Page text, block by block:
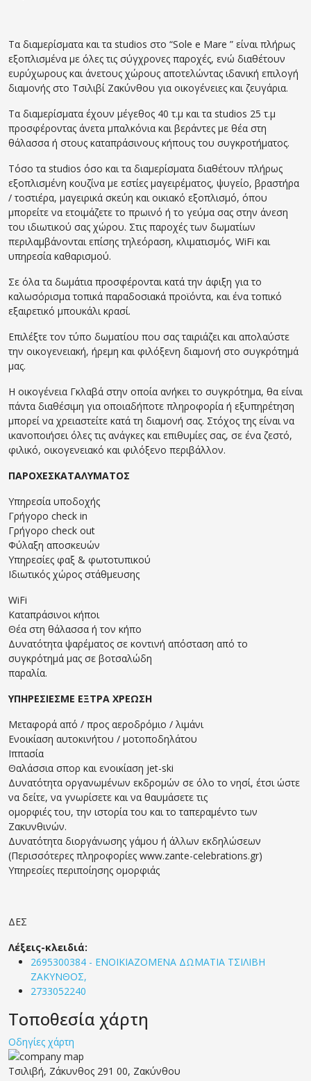
Τα διαμερίσματα και τα studios στο “Sole e Μare ” είναι πλήρως
εξοπλισμένα με όλες τις σύγχρονες παροχές, ενώ διαθέτουν
ευρύχωρους και άνετους χώρους αποτελώντας ιδανική επιλογή
διαμονής στο Τσιλιβί Ζακύνθου για οικογένειες και ζευγάρια.
Τα διαμερίσματα έχουν μέγεθος 40 τ.μ και τα studios 25 τ.μ
προσφέροντας άνετα μπαλκόνια και βεράντες με θέα στη
θάλασσα ή στους καταπράσινους κήπους του συγκροτήματος.
Τόσο τα studios όσο και τα διαμερίσματα διαθέτουν πλήρως
εξοπλισμένη κουζίνα με εστίες μαγειρέματος, ψυγείο, βραστήρα
/ τοστιέρα, μαγειρικά σκεύη και οικιακό εξοπλισμό, όπου
μπορείτε να ετοιμάζετε το πρωινό ή το γεύμα σας στην άνεση
του ιδιωτικού σας χώρου. Στις παροχές των δωματίων
περιλαμβάνονται επίσης τηλεόραση, κλιματισμός, WiFi και
υπηρεσία καθαρισμού.
Σε όλα τα δωμάτια προσφέρονται κατά την άφιξη για το
καλωσόρισμα τοπικά παραδοσιακά προϊόντα, και ένα τοπικό
εξαιρετικό μπουκάλι κρασί.
Επιλέξτε τον τύπο δωματίου που σας ταιριάζει και απολαύστε
την οικογενειακή, ήρεμη και φιλόξενη διαμονή στο συγκρότημά
μας.
Η οικογένεια Γκλαβά στην οποία ανήκει το συγκρότημα, θα είναι
πάντα διαθέσιμη για οποιαδήποτε πληροφορία ή εξυπηρέτηση
μπορεί να χρειαστείτε κατά τη διαμονή σας. Στόχος της είναι να
ικανοποιήσει όλες τις ανάγκες και επιθυμίες σας, σε ένα ζεστό,
φιλικό, οικογενειακό και φιλόξενο περιβάλλον.
ΠΑΡΟΧΕΣΚΑΤΑΛΥΜΑΤΟΣ
Υπηρεσία υποδοχής
Γρήγορο check in
Γρήγορο check out
Φύλαξη αποσκευών
Υπηρεσίες φαξ & φωτοτυπικού
Ιδιωτικός χώρος στάθμευσης
WiFi
Καταπράσινοι κήποι
Θέα στη θάλασσα ή τον κήπο
Δυνατότητα ψαρέματος σε κοντινή απόσταση από το
συγκρότημά μας σε βοτσαλώδη
παραλία.
ΥΠΗΡΕΣΙΕΣΜΕ ΕΞΤΡΑ ΧΡΕΩΣΗ
Μεταφορά από / πρoς αεροδρόμιο / λιμάνι
Ενοικίαση αυτοκινήτου / μοτοποδηλάτου
Ιππασία
Θαλάσσια σπορ και ενοικίαση jet-ski
Δυνατότητα οργανωμένων εκδρομών σε όλο το νησί, έτσι ώστε
να δείτε, να γνωρίσετε και να θαυμάσετε τις
ομορφιές του, την ιστορία του και το ταπεραμέντο των
Ζακυνθινών.
Δυνατότητα διοργάνωσης γάμου ή άλλων εκδηλώσεων
(Περισσότερες πληροφορίες www.zante-celebrations.gr)
Υπηρεσίες περιποίησης ομορφιάς
ΔΕΣ
Λέξεις-κλειδιά:
2695300384 - ΕΝΟΙΚΙΑΖΟΜΕΝΑ ΔΩΜΑΤΙΑ ΤΣΙΛΙΒΗ
ΖΑΚΥΝΘΟΣ,
2733052240
Τοποθεσία χάρτη
Οδηγίες χάρτη
Τσιλιβή, Ζάκυνθος 291 00, Ζακύνθου